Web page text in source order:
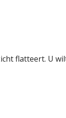
flatteert. U